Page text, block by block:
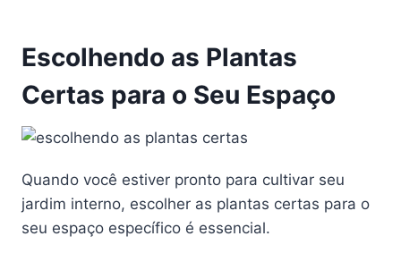
Escolhendo as Plantas
Certas para o Seu Espaço
Quando você estiver pronto para cultivar seu
jardim interno, escolher as plantas certas para o
seu espaço específico é essencial.